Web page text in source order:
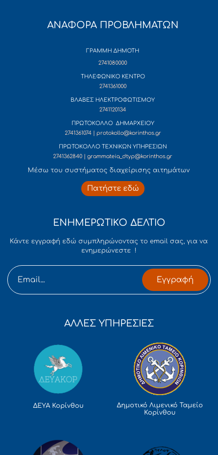
ΑΝΑΦΟΡΑ ΠΡΟΒΛΗΜΑΤΩΝ
ΓΡΑΜΜΗ ΔΗΜΟΤΗ
2741080000
ΤΗΛΕΦΩΝΙΚΟ ΚΕΝΤΡΟ
2741361000
ΒΛΑΒΕΣ ΗΛΕΚΤΡΟΦΩΤΙΣΜΟΥ
2741120134
ΠΡΩΤΟΚΟΛΛΟ ΔΗΜΑΡΧΕΙΟΥ
2741361074 | protokollo@korinthos.gr
ΠΡΩΤΟΚΟΛΛΟ ΤΕΧΝΙΚΩΝ ΥΠΗΡΕΣΙΩΝ
2741362840 | grammateia_dtyp@korinthos.gr
Mέσω του συστήματος διαχείρισης αιτημάτων
Πατήστε εδώ
ΕΝΗΜΕΡΩΤΙΚΟ ΔΕΛΤΙΟ
Κάντε εγγραφή εδώ συμπληρώνοντας το email σας, για να
ενημερώνεστε !
Εγγραφή
ΑΛΛΕΣ ΥΠΗΡΕΣΙΕΣ
ΔΕΥΑ Κορίνθου
Δημοτικό Λιμενικό Ταμείο
Κορίνθου